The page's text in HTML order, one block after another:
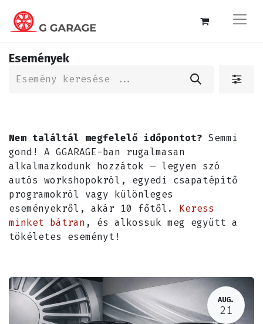
Események
Nem találtál megfelelő időpontot? Semmi
gond! A GGARAGE-ban rugalmasan
alkalmazkodunk hozzátok – legyen szó
autós workshopokról, egyedi csapatépítő
programokról vagy különleges
eseményekről, akár 10 főtől. Keress
minket bátran , és alkossuk meg együtt a
tökéletes eseményt!
AUG.
21